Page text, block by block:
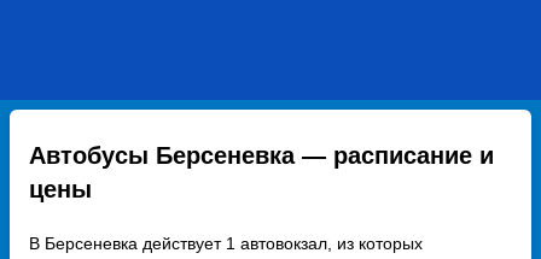
Автобусы Берсеневка — расписание и
цены
В Берсеневка действует 1 автовокзал, из которых